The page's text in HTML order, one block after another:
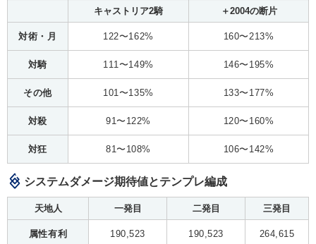
キャストリア2騎 ＋2004の断片
対術・月 122〜162% 160〜213%
対騎 111〜149% 146〜195%
その他 101〜135% 133〜177%
対殺 91〜122% 120〜160%
対狂 81〜108% 106〜142%
システムダメージ期待値とテンプレ編成
天地人 一発目 二発目 三発目
属性有利 190,523 190,523 264,615